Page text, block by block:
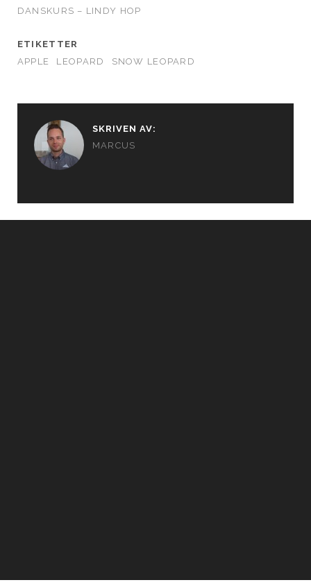
DANSKURS – LINDY HOP
ETIKETTER
APPLE
LEOPARD SNOW LEOPARD
SKRIVEN AV:
MARCUS